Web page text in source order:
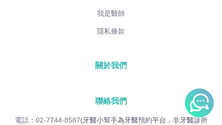
我是醫師
隱私條款
關於我們
聯絡我們
電話：02-7744-8587(牙醫小幫手為牙醫預約平台，非牙醫診所